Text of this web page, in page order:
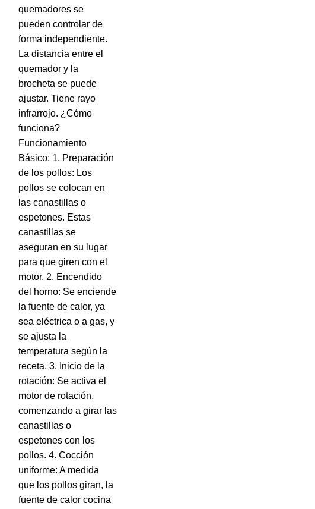
quemadores se
pueden controlar de
forma independiente.
La distancia entre el
quemador y la
brocheta se puede
ajustar. Tiene rayo
infrarrojo. ¿Cómo
funciona?
Funcionamiento
Básico: 1. Preparación
de los pollos: Los
pollos se colocan en
las canastillas o
espetones. Estas
canastillas se
aseguran en su lugar
para que giren con el
motor. 2. Encendido
del horno: Se enciende
la fuente de calor, ya
sea eléctrica o a gas, y
se ajusta la
temperatura según la
receta. 3. Inicio de la
rotación: Se activa el
motor de rotación,
comenzando a girar las
canastillas o
espetones con los
pollos. 4. Cocción
uniforme: A medida
que los pollos giran, la
fuente de calor cocina